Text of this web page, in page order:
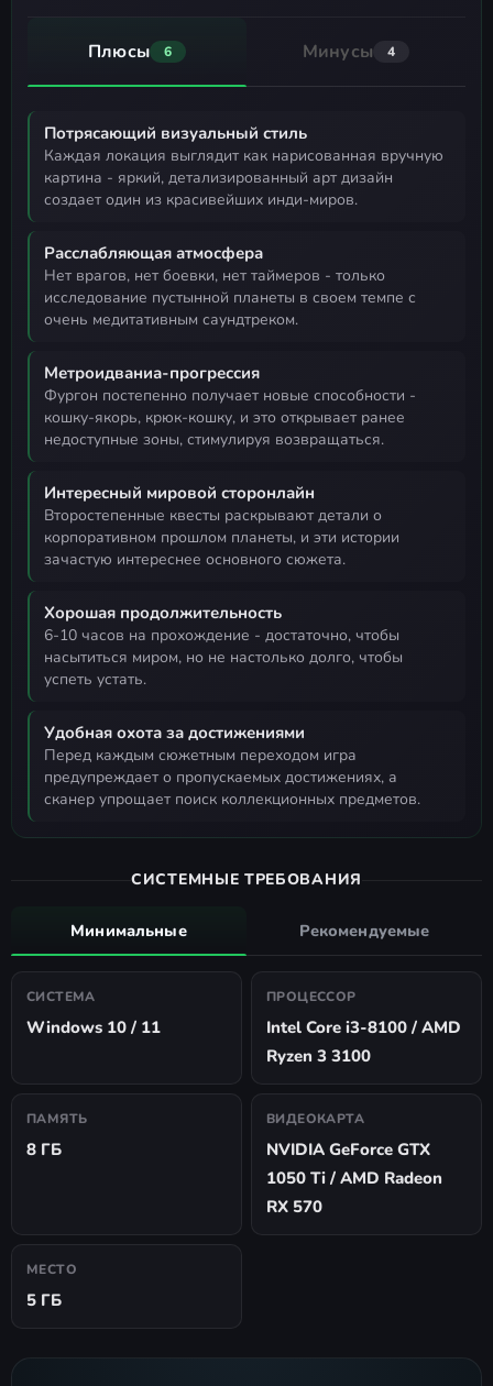
Плюсы 6 Минусы 4
Потрясающий визуальный стиль
каждая локация выглядит как нарисованная вручную
картина - яркий, детализированный арт дизайн
создает один из красивейших инди-миров.
Расслабляющая атмосфера
нет врагов, нет боевки, нет таймеров - только
исследование пустынной планеты в своем темпе с
очень медитативным саундтреком.
Метроидваниа-прогрессия
фургон постепенно получает новые способности -
кошку-якорь, крюк-кошку, и это открывает ранее
недоступные зоны, стимулируя возвращаться.
Интересный мировой сторонлайн
второстепенные квесты раскрывают детали о
корпоративном прошлом планеты, и эти истории
зачастую интереснее основного сюжета.
Хорошая продолжительность
6-10 часов на прохождение - достаточно, чтобы
насытиться миром, но не настолько долго, чтобы
успеть устать.
Удобная охота за достижениями
перед каждым сюжетным переходом игра
предупреждает о пропускаемых достижениях, а
сканер упрощает поиск коллекционных предметов.
СИСТЕМНЫЕ ТРЕБОВАНИЯ
Минимальные Рекомендуемые
СИСТЕМА
Windows 10 / 11
ПРОЦЕССОР
Intel Core i3-8100 / AMD
Ryzen 3 3100
ПАМЯТЬ
8 ГБ
ВИДЕОКАРТА
NVIDIA GeForce GTX
1050 Ti / AMD Radeon
RX 570
МЕСТО
5 ГБ